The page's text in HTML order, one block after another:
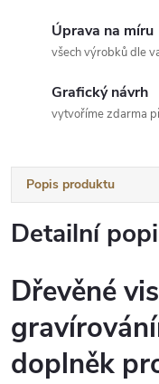
Úprava na míru
všech výrobků dle
Grafický návrh
vytvoříme zdarma
Popis produktu
Detailní
Dřevěné
doplněk